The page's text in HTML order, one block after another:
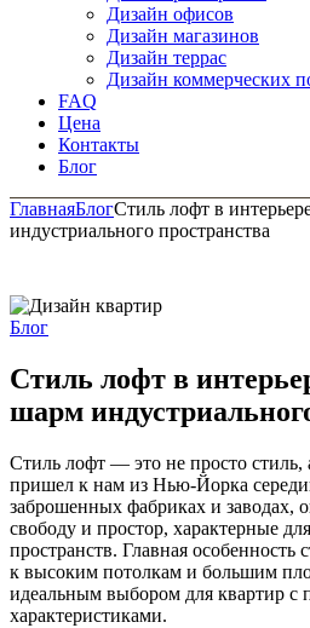
Дизайн офисов
Дизайн магазинов
Дизайн террас
Дизайн коммерческих
FAQ
Цена
Контакты
Блог
ГлавнаяБлогСтиль лофт в
индустриального пространства
Блог
Стиль лофт в
шарм
Стиль лофт — это не просто стиль,
пришел к нам из Нью-Йорка
заброшенных фабриках и заводах,
свободу и простор, характерные
пространств. Главная особенность
к высоким потолкам и большим
идеальным выбором для квартир с
характеристиками.